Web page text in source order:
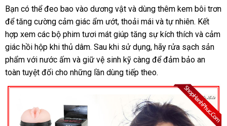
Tình
Dục
Nam
BabyPussy
Bayle
Chính
Hãng
Bạn có thể đeo bao vào dương vật và dùng thêm kem bôi trơn
để tăng cường cảm giác ẩm ướt, thoải mái và tự nhiên. Kết
hợp xem các bộ phim tươi mát giúp tăng sự kích thích và cảm
giác hồi hộp khi thủ dâm. Sau khi sử dụng, hãy rửa sạch sản
phẩm với nước ấm và giữ vệ sinh kỹ càng để đảm bảo an
toàn tuyệt đối cho những lần dùng tiếp theo.